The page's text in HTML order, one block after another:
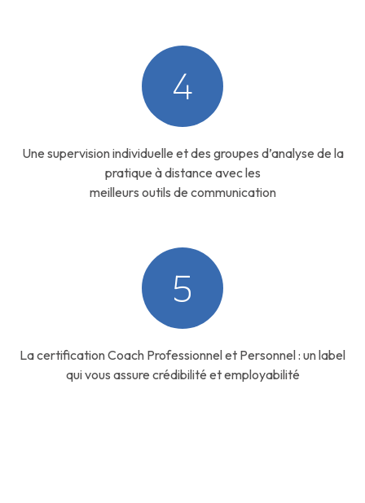
4
Une supervision individuelle et des groupes d’analyse de la
pratique à distance avec les
meilleurs outils de communication
5
La certification Coach Professionnel et Personnel : un label
qui vous assure crédibilité et employabilité